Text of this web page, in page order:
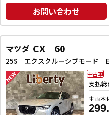
お問い合わせ
マツダ CX－60
支払
車両本
中古車